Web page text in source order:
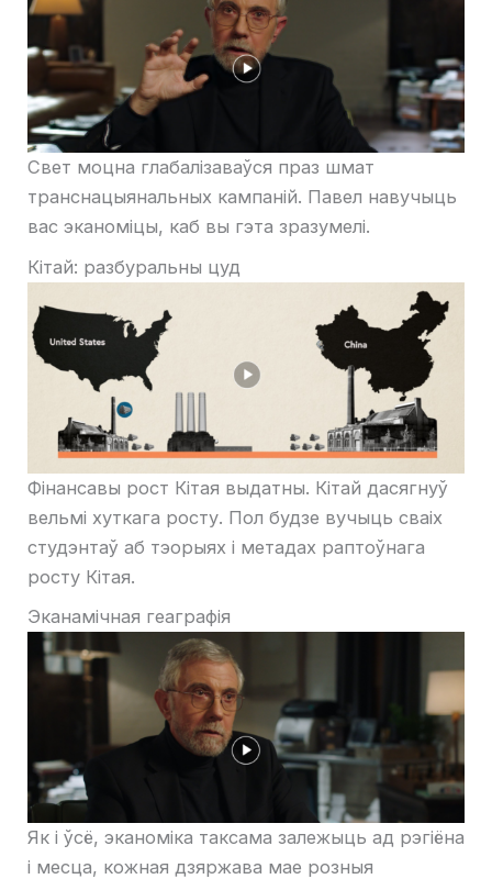
Свет моцна глабалізаваўся праз шмат
транснацыянальных кампаній. Павел навучыць
вас эканоміцы, каб вы гэта зразумелі.
Кітай: разбуральны цуд
Фінансавы рост Кітая выдатны. Кітай дасягнуў
вельмі хуткага росту. Пол будзе вучыць сваіх
студэнтаў аб тэорыях і метадах раптоўнага
росту Кітая.
Эканамічная геаграфія
Як і ўсё, эканоміка таксама залежыць ад рэгіёна
і месца, кожная дзяржава мае розныя